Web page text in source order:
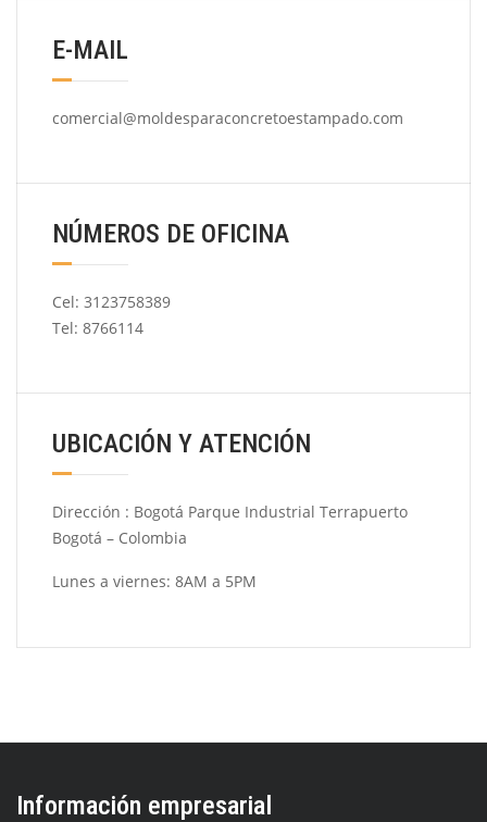
E-MAIL
comercial@moldesparaconcretoestampado.com
NÚMEROS DE OFICINA
Cel: 3123758389
Tel: 8766114
UBICACIÓN Y ATENCIÓN
Dirección : Bogotá Parque Industrial Terrapuerto
Bogotá – Colombia
Lunes a viernes: 8AM a 5PM
Información empresarial